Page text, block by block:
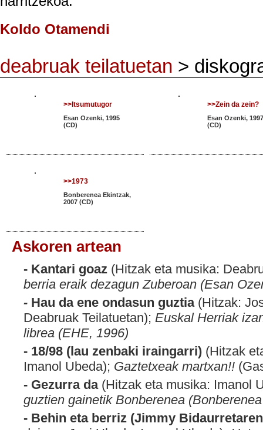
Koldo Otamendi
deabruak teilatuetan >
>>Itsumutugor
Esan Ozenki, 1995
(CD)
>>Zein da zein?
Esan Ozenki, 1997
(CD)
>>1973
Bonberenea Ekintzak,
2007 (CD)
Askoren artean
- Kantari goaz (Hitzak eta musika:
berria eraik dezagun Zuberoan (Esan
- Hau da ene ondasun guztia(Hitzak:
Deabruak Teilatuetan); Euskal Herriak
librea (EHE, 1996)
- 18/98 (lau zenbaki iraingarri) (Hitzak
Imanol Ubeda); Gaztetxeak martxan!!
- Gezurra da(Hitzak eta musika: Imanol
guztien gainetik Bonberenea
- Behin eta berriz (Jimmy